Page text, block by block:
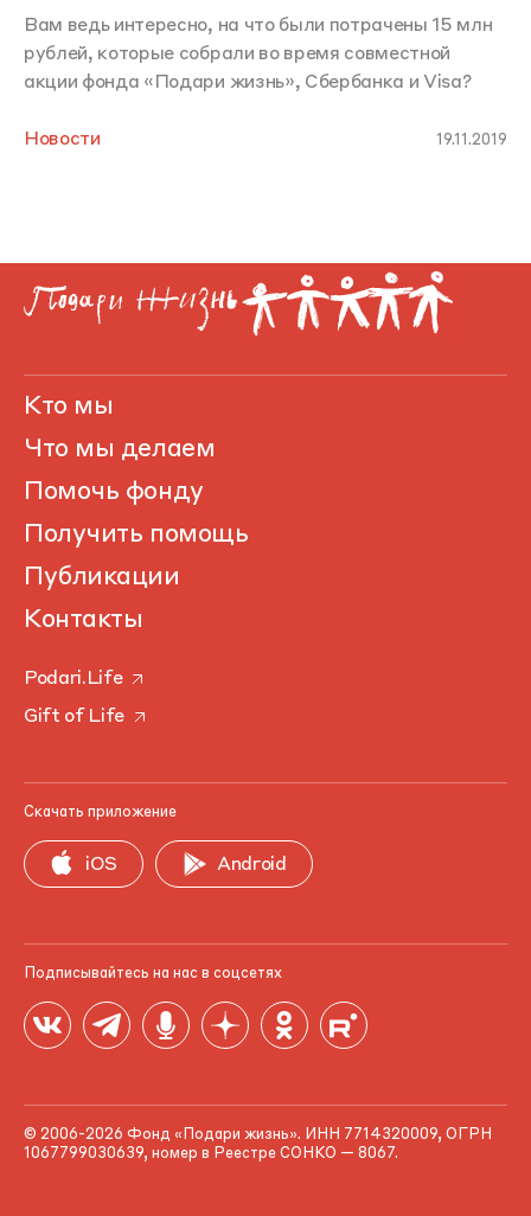
Вам ведь интересно, на что были потрачены 15 млн
рублей, которые собрали во время совместной
акции фонда «Подари жизнь», Сбербанка и Visa?
Новости 19.11.2019
Кто мы
Что мы делаем
Помочь фонду
Получить помощь
Публикации
Контакты
Podari.Life
Gift of Life
Скачать приложение
iOS Android
Подписывайтесь на нас в соцсетях
© 2006-2026 Фонд «Подари жизнь». ИНН 7714320009, ОГРН
1067799030639, номер в Реестре СОНКО — 8067.